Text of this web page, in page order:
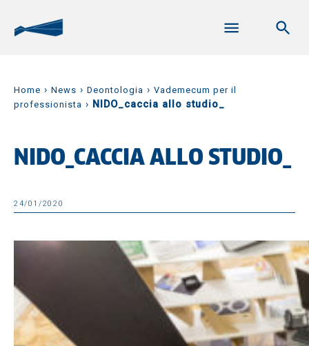
Home › News › Deontologia › Vademecum per il
professionista › NIDO_caccia allo studio_
NIDO_CACCIA ALLO STUDIO_
24/01/2020